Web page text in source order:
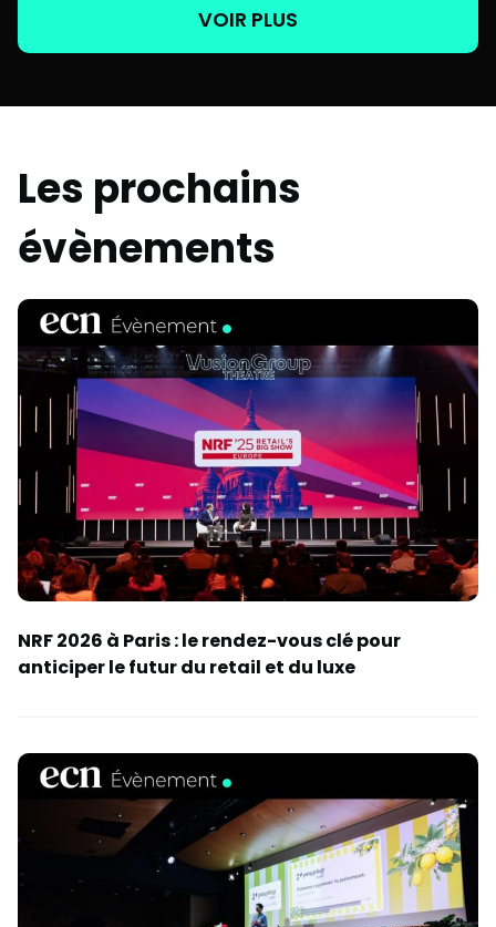
VOIR PLUS
Les prochains
évènements
NRF 2026 à Paris : le rendez-vous clé pour
anticiper le futur du retail et du luxe